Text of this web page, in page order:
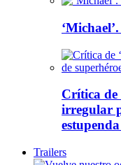
Crítica de
irregular
Trailers